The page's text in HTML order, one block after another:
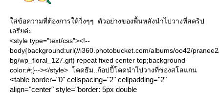
ส่ข้อความที่ต้องการให้วิ่งๆๆ ตัวอย่างของพื้นหลังนำไปวางที่สคริป
เอรียค่ะ
<style type="text/css"><!--
body{background:url(//i360.photobucket.com/albums/oo42/
bg/wp_floral_127.gif) repeat fixed center top;background-
color:#;}--></style> โคดธีม..ก้อปปี้โคดนำไปวางที่ช่องสโลแกน
<table border="0" cellspacing="2" cellpadding="2"
align="center" style="border: 5px double